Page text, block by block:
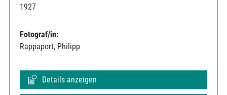
1927
Fotograf/in:
Rappaport, Philipp
Details anzeigen